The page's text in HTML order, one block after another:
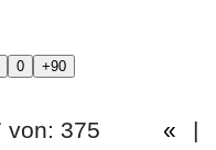
von: 375 « |